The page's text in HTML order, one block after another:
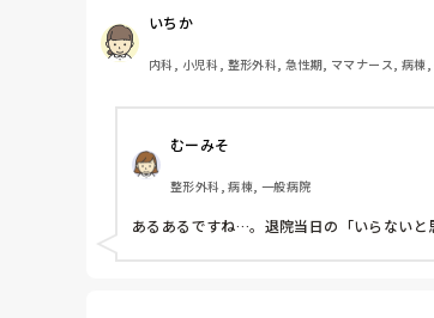
いちか
内科, 小児科, 整形外科, 急性期, ママナース, 病棟,
むーみそ
整形外科, 病棟, 一般病院
あるあるですね…。退院当日の「いらない